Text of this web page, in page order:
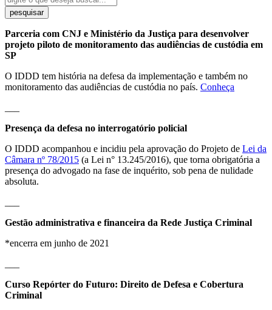
pesquisar
Parceria com CNJ e Ministério da Justiça para desenvolver
projeto piloto de monitoramento das audiências de custódia em
SP
O IDDD tem história na defesa da implementação e também no
monitoramento das audiências de custódia no país. Conheça
Presença da defesa no interrogatório policial
O IDDD acompanhou e incidiu pela aprovação do Projeto de Lei da
Câmara nº 78/2015 (a Lei n° 13.245/2016), que torna obrigatória a
presença do advogado na fase de inquérito, sob pena de nulidade
absoluta.
Gestão administrativa e financeira da Rede Justiça Criminal
*encerra em junho de 2021
Curso Repórter do Futuro: Direito de Defesa e Cobertura
Criminal